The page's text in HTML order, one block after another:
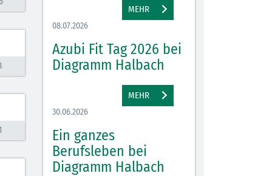
MEHR
08.07.2026
Azubi Fit Tag 2026 bei
Diagramm Halbach
MEHR
30.06.2026
Ein ganzes
Berufsleben bei
Diagramm Halbach